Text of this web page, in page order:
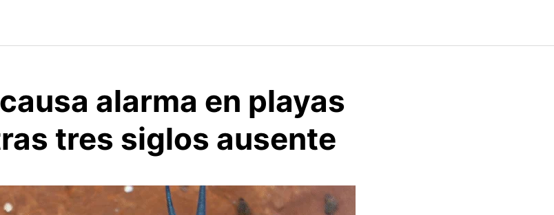
alarma en playas
tres siglos ausente